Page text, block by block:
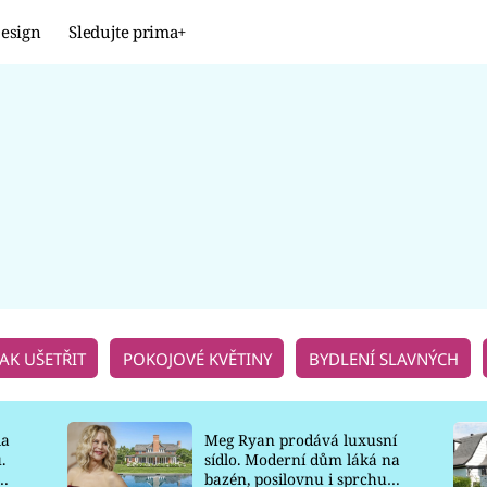
Sledujte prima+
UŠETŘIT POKOJOVÉ KVĚTINY BYDLENÍ SLAVNÝCH
Meg Ryan prodává luxusní
sídlo. Moderní dům láká na
bazén, posilovnu i sprchu